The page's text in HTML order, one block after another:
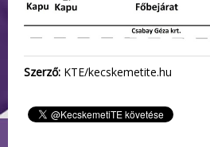
Szerző: KTE/kecskemetite.hu